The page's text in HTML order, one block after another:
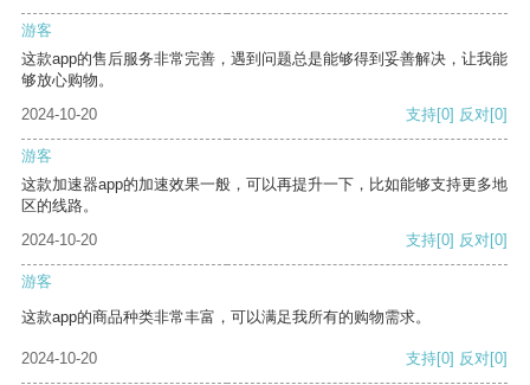
游客
这款app的售后服务非常完善，遇到问题总是能够得到妥善解决，让我能
够放心购物。
2024-10-20
支持[0] 反对[0]
游客
这款加速器app的加速效果一般，可以再提升一下，比如能够支持更多地
区的线路。
2024-10-20
支持[0] 反对[0]
游客
这款app的商品种类非常丰富，可以满足我所有的购物需求。
2024-10-20 支持[0] 反对[0]